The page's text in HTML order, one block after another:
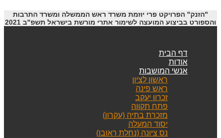
"הזנק" הפרויקט פרי יוזמת משרד ראש הממשלה ומשרד התרבות
והספורט בביצוע המועצה לשימור אתרי מורשת בישראל תשפ"ב 2021
דף הבית
אודות
אנשי המושבות
ראשון לציון
ראש פינה
זכרון יעקב
פתח תקווה
מזכרת בתיה (עקרון)
יסוד המעלה
נס ציונה (נחלת ראובן)